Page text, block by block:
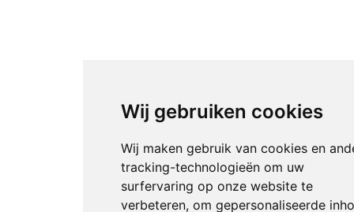
Wij gebruiken cookies
Wij maken gebruik van cookies en
tracking-technologieën om uw
surfervaring op onze website te
verbeteren, om gepersonaliseerde